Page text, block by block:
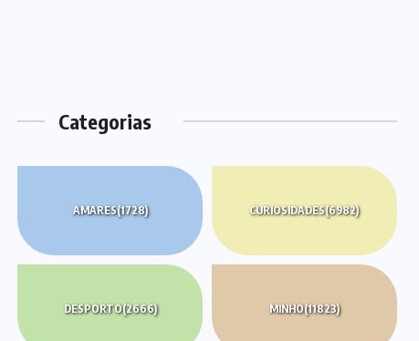
Categorias
AMARES(1728) CURIOSIDADES(6982)
DESPORTO(2666) MINHO(11823)